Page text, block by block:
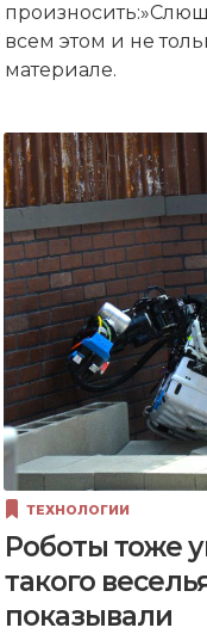
всем этом и не
материале.
ТЕХНОЛОГИИ
Роботы тоже
такого
показывали